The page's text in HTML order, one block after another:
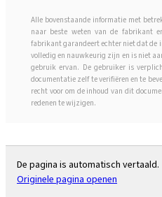
Alle bovenstaande informatie met
naar beste weten van de fabrikant
fabrikant garandeert echter niet dat de
volledig en nauwkeurig zijn en is niet
gebruik ervan. De gebruiker is
documentatie zelf te verifiëren en te
recht voor om de inhoud van dit
redenen te wijzigen.
De pagina is automatisch vertaald.
Originele pagina openen